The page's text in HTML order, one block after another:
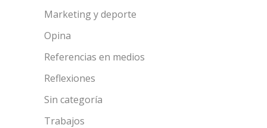
Marketing y deporte
Opina
Referencias en medios
Reflexiones
Sin categoría
Trabajos